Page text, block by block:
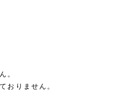
。
おりません。